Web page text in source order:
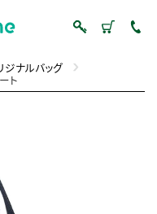
ジナルバッグ
ト